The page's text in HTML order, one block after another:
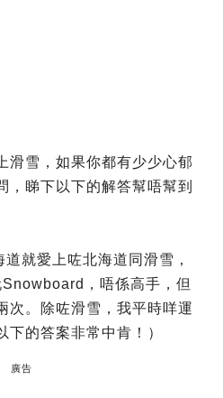
滑雪，如果你都有少少心郁
，睇下以下的解答幫唔幫到
道就愛上咗北海道同滑雪，
，唔係高手，但
次。除咗滑雪，我平時咩運
的答案非常中肯！）
廣告